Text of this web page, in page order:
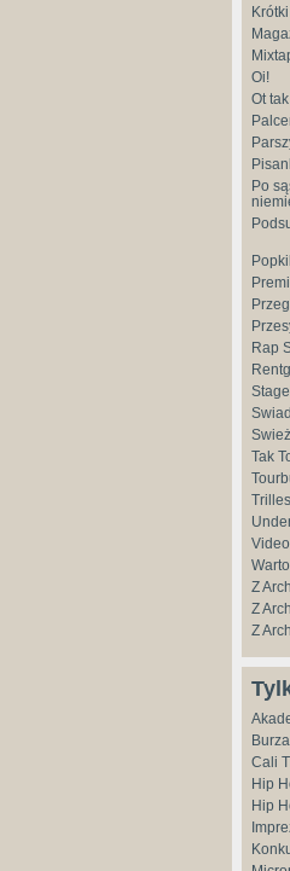
Oi!
Ot tak
Po
Rap
Tak
Z
Z
Z
Cali
Hip
Hip